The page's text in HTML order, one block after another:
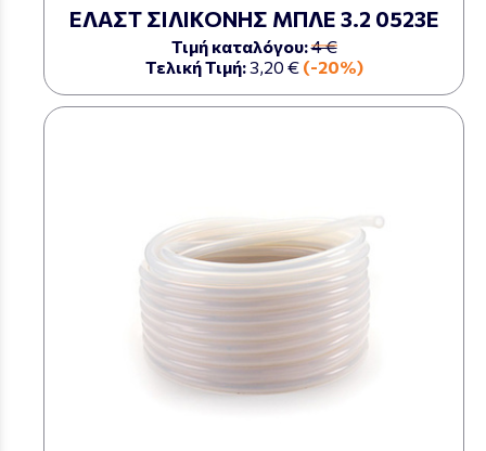
ΕΛΑΣΤ ΣΙΛΙΚΟΝΗΣ ΜΠΛΕ 3.2 0523Ε
Τιμή καταλόγου:4 €
Τελική Τιμή: 3,20 € (-20%)